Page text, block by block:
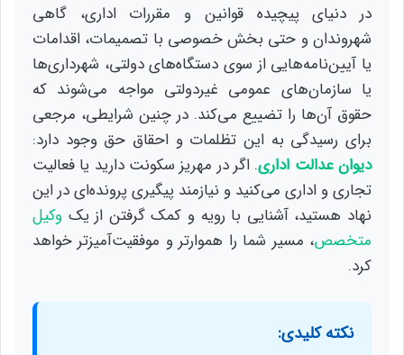
در دنیای پیچیده قوانین و مقررات اداری، گاهی
شهروندان و حتی بخش خصوصی با تصمیمات، اقدامات
یا آیین‌نامه‌هایی از سوی دستگاه‌های دولتی، شهرداری‌ها
یا سازمان‌های عمومی غیردولتی مواجه می‌شوند که
حقوق آن‌ها را تضییع می‌کند. در چنین شرایطی، مرجعی
برای رسیدگی به این تظلمات و احقاق حق وجود دارد:
دیوان عدالت اداری. اگر در مهریز سکونت دارید یا فعالیت
تجاری و اداری می‌کنید و نیازمند پیگیری پرونده‌ای در این
نهاد هستید، آشنایی با رویه و کمک گرفتن از یک وکیل
متخصص، مسیر شما را هموارتر و موفقیت‌آمیزتر خواهد
کرد.
نکته کلیدی: